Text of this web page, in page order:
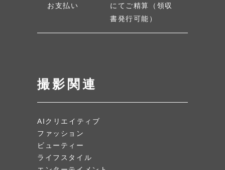
撮影関連
AIクリエイティブ
ファッション
ビューティー
ライフスタイル
お支払い
にてご精算（領収
書発行可能）